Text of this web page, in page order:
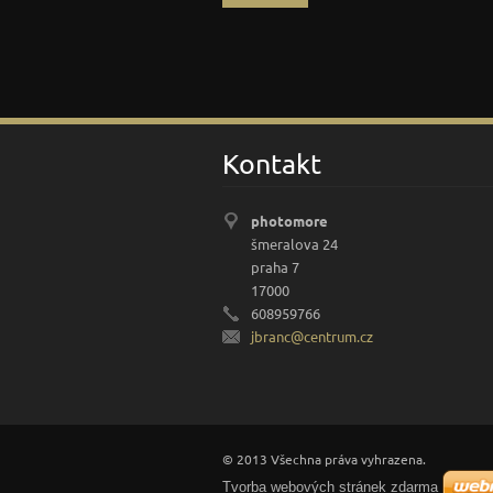
Kontakt
photomore
šmeralova 24
praha 7
17000
608959766
jbranc@centrum.cz
© 2013 Všechna práva vyhrazena.
Tvorba webových stránek zdarma